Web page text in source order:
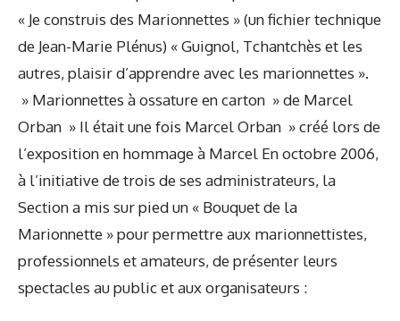
« Je construis des Marionnettes » (un fichier technique
de Jean-Marie Plénus) « Guignol, Tchantchès et les
autres, plaisir d’apprendre avec les marionnettes ».
» Marionnettes à ossature en carton » de Marcel
Orban » Il était une fois Marcel Orban » créé lors de
l’exposition en hommage à Marcel En octobre 2006,
à l’initiative de trois de ses administrateurs, la
Section a mis sur pied un « Bouquet de la
Marionnette » pour permettre aux marionnettistes,
professionnels et amateurs, de présenter leurs
spectacles au public et aux organisateurs :